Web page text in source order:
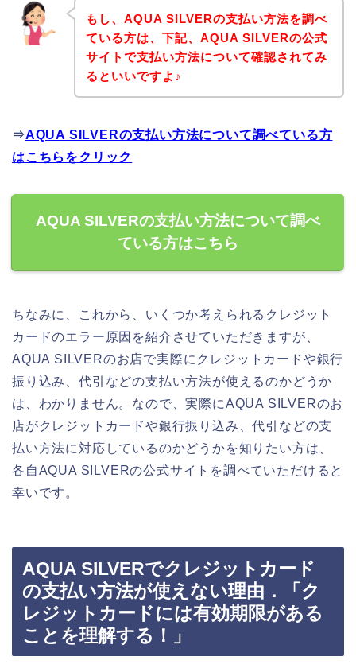
もし、AQUA SILVERの支払い方法を調べ
ている方は、下記、AQUA SILVERの公式
サイトで支払い方法について確認されてみ
るといいですよ♪
⇒AQUA SILVERの支払い方法について調べている方
はこちらをクリック
AQUA SILVERの支払い方法について調べ
ている方はこちら
ちなみに、これから、いくつか考えられるクレジット
カードのエラー原因を紹介させていただきますが、
AQUA SILVERのお店で実際にクレジットカードや銀行
振り込み、代引などの支払い方法が使えるのかどうか
は、わかりません。なので、実際にAQUA SILVERのお
店がクレジットカードや銀行振り込み、代引などの支
払い方法に対応しているのかどうかを知りたい方は、
各自AQUA SILVERの公式サイトを調べていただけると
幸いです。
AQUA SILVERでクレジットカード
の支払い方法が使えない理由．「ク
レジットカードには有効期限がある
ことを理解する！」